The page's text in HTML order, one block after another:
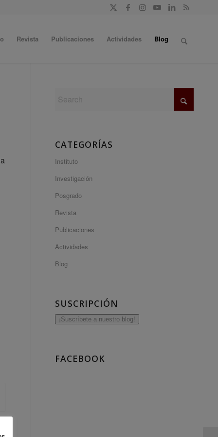
Revista Publicaciones Actividades Blog
CATEGORÍAS
Instituto
Investigación
Posgrado
Revista
Publicaciones
Actividades
Blog
SUSCRIPCIÓN
¡Suscríbete a nuestro blog!
FACEBOOK